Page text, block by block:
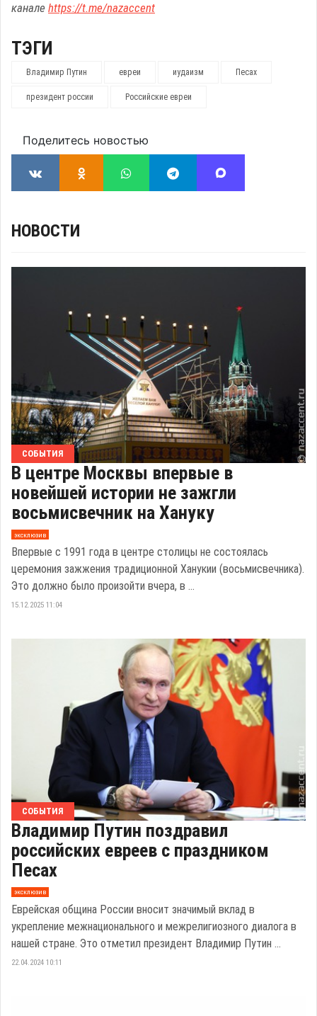
канале https://t.me/nazaccent
ТЭГИ
Владимир Путин евреи иудаизм Песах
президент россии Российские евреи
Поделитесь новостью
НОВОСТИ
СОБЫТИЯ
В центре Москвы впервые в
новейшей истории не зажгли
восьмисвечник на Хануку
эксклюзив
Впервые с 1991 года в центре столицы не состоялась
церемония зажжения традиционной Ханукии (восьмисвечника).
Это должно было произойти вчера, в ...
15.12.2025 11:04
СОБЫТИЯ
Владимир Путин поздравил
российских евреев с праздником
Песах
эксклюзив
Еврейская община России вносит значимый вклад в
укрепление межнационального и межрелигиозного диалога в
нашей стране. Это отметил президент Владимир Путин ...
22.04.2024 10:11